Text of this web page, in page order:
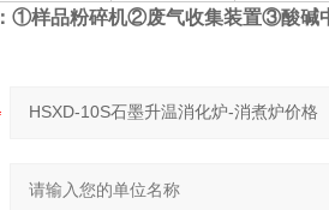
①样品粉碎机②废气收集装置③酸